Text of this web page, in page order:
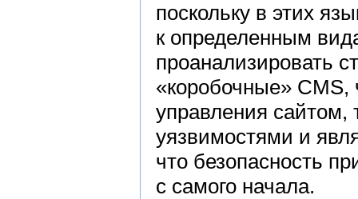
поскольку в этих
к определенным
проанализировать
«коробочные»
управления
уязвимостями и
что безопасность
с самого начала.